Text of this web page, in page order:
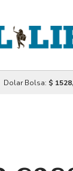
Dolar Bolsa: $